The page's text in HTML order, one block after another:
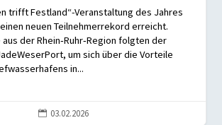
trifft Festland“-Veranstaltung des Jahres
neuen Teilnehmerrekord erreicht.
aus der Rhein‑Ruhr‑Region folgten der
um sich über die Vorteile
in...
 03.02.2026